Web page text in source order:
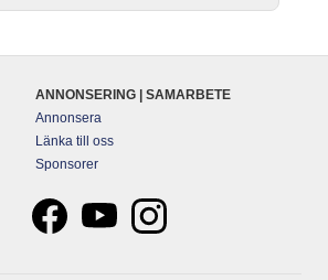
ANNONSERING | SAMARBETE
Annonsera
Länka till oss
Sponsorer